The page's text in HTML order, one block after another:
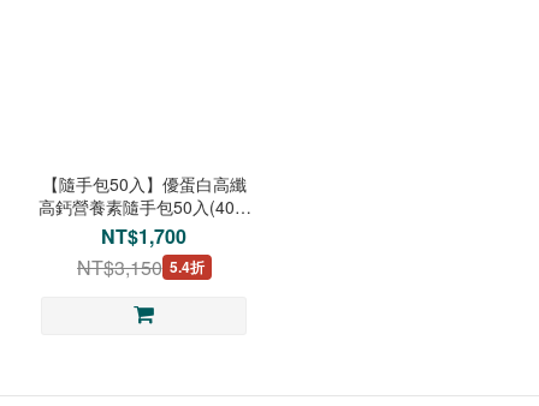
【隨手包50入】優蛋白高纖
高鈣營養素隨手包50入(40g/
包)-6種優質蛋白質
NT$1,700
NT$3,150 5.4折